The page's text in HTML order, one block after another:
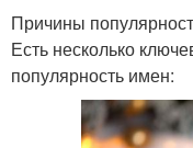
Причины
Есть несколько
популярность имен: